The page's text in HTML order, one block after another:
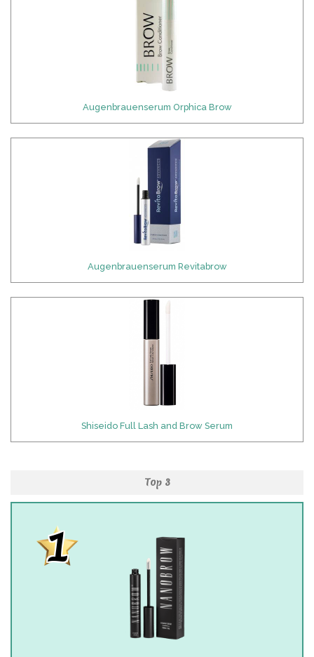
Augenbrauenserum Orphica Brow
Augenbrauenserum Revitabrow
Shiseido Full Lash and Brow Serum
Top 3
1